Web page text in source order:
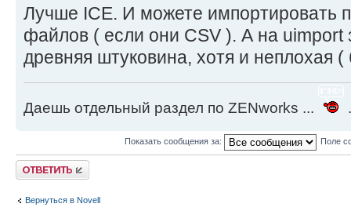
Лучше ICE. И можете импортировать
файлов ( если они CSV ). А на uimport
древняя штуковина, хотя и неплохая
Даешь отдельный раздел по ZENworks ...
Показать сообщения за: Поле
Ответить
Вернуться в Novell